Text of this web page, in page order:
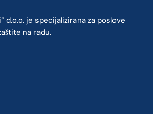
d.o.o. je specijalizirana za poslove
na radu.